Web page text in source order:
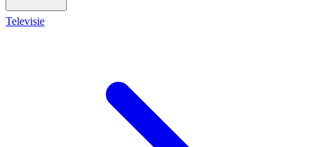
Televisie